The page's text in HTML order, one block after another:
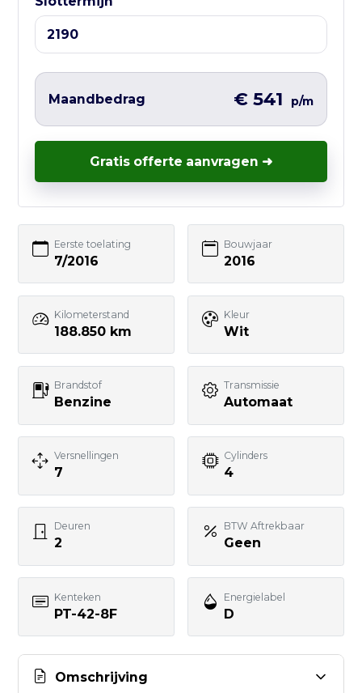
Liever direct contact?
je op – vaak nog dezelfde werkdag.
E-mailadres
Maandbedrag € 541 p/m
Gratis offerte aanvragen ➜
Eerste toelating
7/2016
Bouwjaar
2016
Kilometerstand
188.850 km
Kleur
Wit
Brandstof
Benzine
Transmissie
Automaat
Versnellingen
7
Cylinders
4
Deuren
2
BTW Aftrekbaar
Geen
Kenteken
PT-42-8F
Energielabel
D
Omschrijving